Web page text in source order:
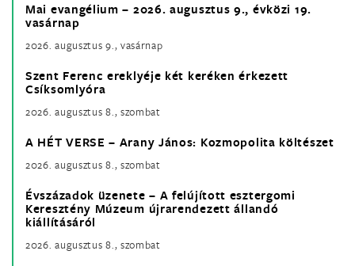
Mai evangélium – 2026. augusztus 9., évközi 19.
vasárnap
2026. augusztus 9., vasárnap
Szent Ferenc ereklyéje két keréken érkezett
Csíksomlyóra
2026. augusztus 8., szombat
A HÉT VERSE – Arany János: Kozmopolita költészet
2026. augusztus 8., szombat
Évszázadok üzenete – A felújított esztergomi
Keresztény Múzeum újrarendezett állandó
kiállításáról
2026. augusztus 8., szombat